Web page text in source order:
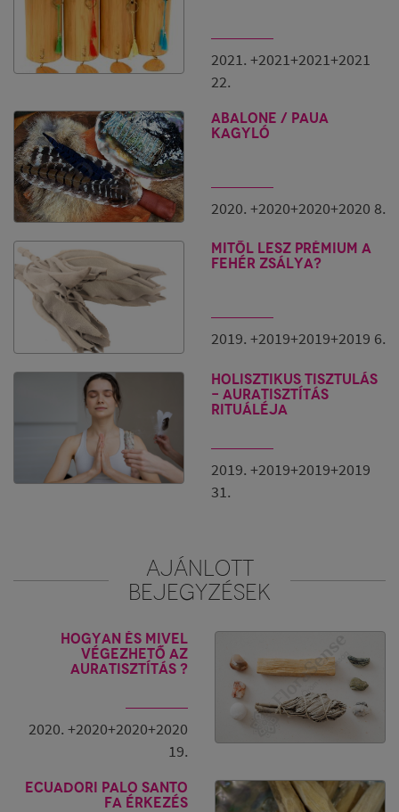
2021. +2021+2021+2021
22.
ABALONE / PAUA
kagyló
2020. +2020+2020+2020 8.
Mitől lesz prémium a
fehér zsálya?
2019. +2019+2019+2019 6.
Holisztikus tisztulás
- Auratisztítás
rituáléja
2019. +2019+2019+2019
31.
AJÁNLOTT
BEJEGYZÉSEK
Hogyan és mivel
végezhető az
auratisztítás ?
2020. +2020+2020+2020
19.
Ecuadori Palo Santo
fa érkezés